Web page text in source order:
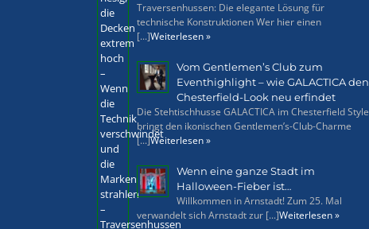
Traversenhussen: Die elegante Lösung für
technische Konstruktionen Wer hier einen
[...]Weiterlesen »
Vom Gentlemen’s Club zum
Eventhighlight – wie GALACTICA den
Chesterfield-Look neu erfindet
Die Stehtischhusse GALACTICA im Chesterfield Style
bringt den ikonischen Gentlemen’s-Club-Charme
[...]Weiterlesen »
Wenn eine ganze Stadt im
Halloween-Fieber ist…
Willkommen in Arnstadt! Zum 25. Mal
verwandelt sich Arnstadt zur [...]Weiterlesen »